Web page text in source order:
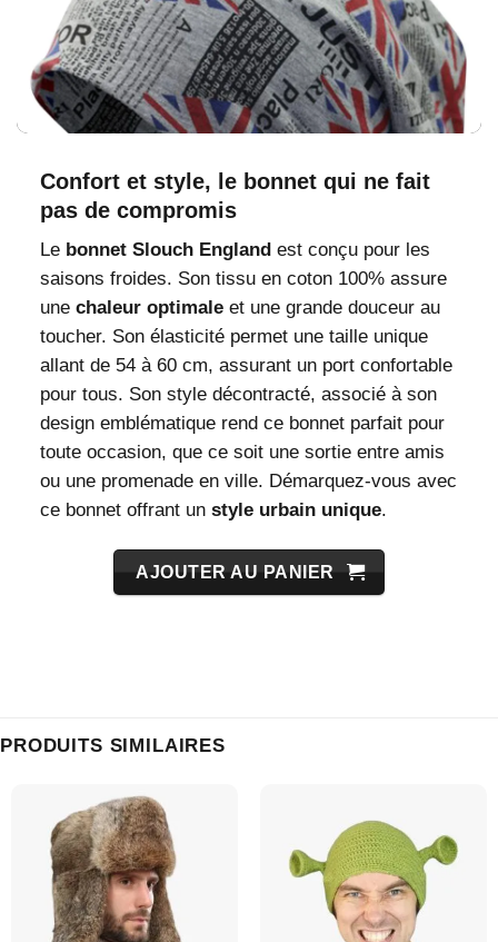
Confort et style, le bonnet qui ne fait
pas de compromis
Le bonnet Slouch England est conçu pour les
saisons froides. Son tissu en coton 100% assure
une chaleur optimaleet une grande douceur au
toucher. Son élasticité permet une taille unique
allant de 54 à 60 cm, assurant un port confortable
pour tous. Son style décontracté, associé à son
design emblématique rend ce bonnet parfait pour
toute occasion, que ce soit une sortie entre amis
ou une promenade en ville. Démarquez-vous avec
ce bonnet offrant un style urbain unique.
AJOUTER AU PANIER
PRODUITS SIMILAIRES